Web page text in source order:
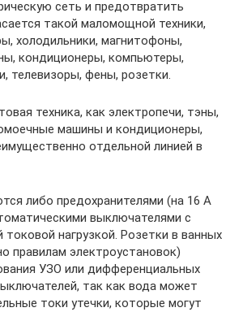
сеть и предотвратить
такой маломощной техники,
холодильники, магнитофоны,
кондиционеры, компьютеры,
телевизоры, фены, розетки.
техника, как электропечи, тэны,
машины и кондиционеры,
отдельной линией в
либо предохранителями (на 16 А
выключателями с
нагрузкой. Розетки в ванных
правилам электроустановок)
УЗО или дифференциальных
так как вода может
токи утечки, которые могут